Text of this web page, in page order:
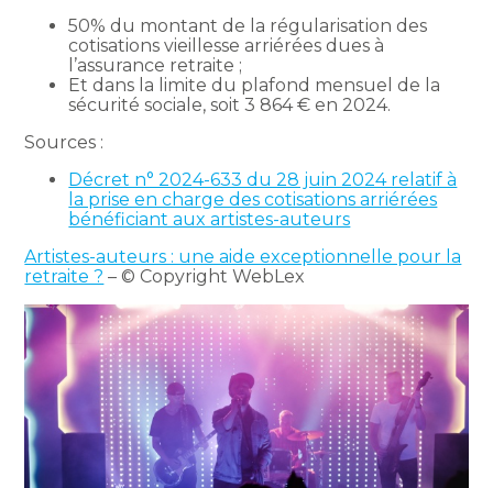
50% du montant de la régularisation des
cotisations vieillesse arriérées dues à
l’assurance retraite ;
Et dans la limite du plafond mensuel de la
sécurité sociale, soit 3 864 € en 2024.
Sources :
Décret n° 2024-633 du 28 juin 2024 relatif à
la prise en charge des cotisations arriérées
bénéficiant aux artistes-auteurs
Artistes-auteurs : une aide exceptionnelle pour la
retraite ? – © Copyright WebLex